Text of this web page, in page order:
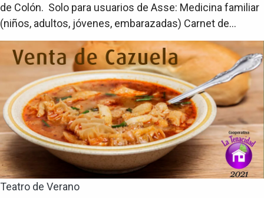
de Colón. Solo para usuarios de Asse: Medicina familiar
(niños, adultos, jóvenes, embarazadas) Carnet de...
Teatro de Verano